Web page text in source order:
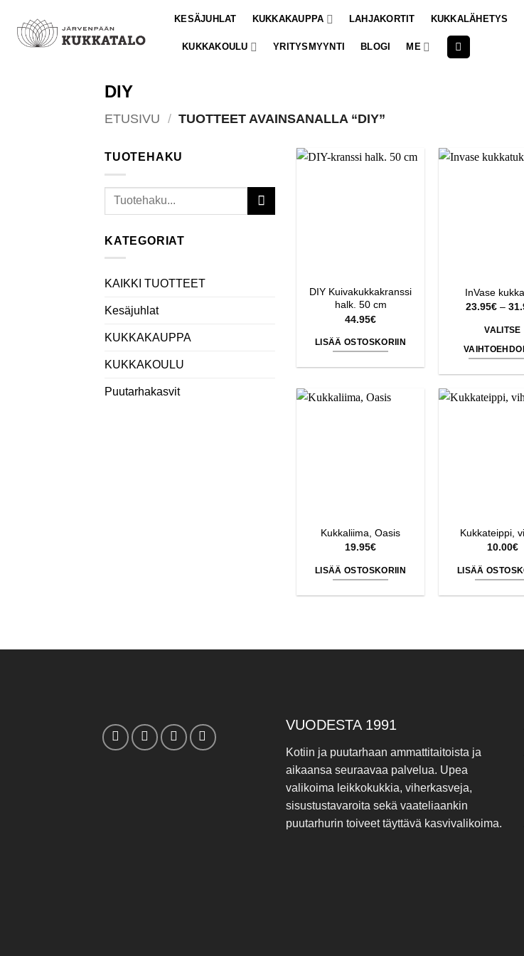
content
KESÄJUHLAT KUKKAKAUPPA LAHJAKORTIT KUKKALÄHETYS
KUKKAKOULU YRITYSMYYNTI BLOGI ME
DIY
ETUSIVU / TUOTTEET AVAINSANALLA “DIY”
TUOTEHAKU
Etsi:
KATEGORIAT
KAIKKI TUOTTEET
Kesäjuhlat
KUKKAKAUPPA
KUKKAKOULU
Puutarhakasvit
DIY Kuivakukkakranssi
halk. 50 cm
44.95€
LISÄÄ OSTOSKORIIN
InVase
23.95€ –
VALITSE
on
Kukkaliima, Oasis
19.95€
LISÄÄ OSTOSKORIIN
Kukkateippi,
10.00€
LISÄÄ
VUODESTA 1991
Kotiin ja puutarhaan ammattitaitoista ja
aikaansa seuraavaa palvelua. Upea
valikoima leikkokukkia, viherkasveja,
sisustustavaroita sekä vaateliaankin
puutarhurin toiveet täyttävä kasvivalikoima.